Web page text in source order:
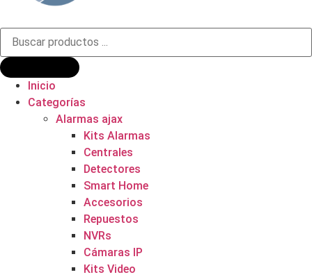
Búsqueda
productos
Inicio
Categorías
Alarmas ajax
Kits Alarmas
Centrales
Detectores
Smart Home
Accesorios
Repuestos
NVRs
Cámaras IP
Kits Video